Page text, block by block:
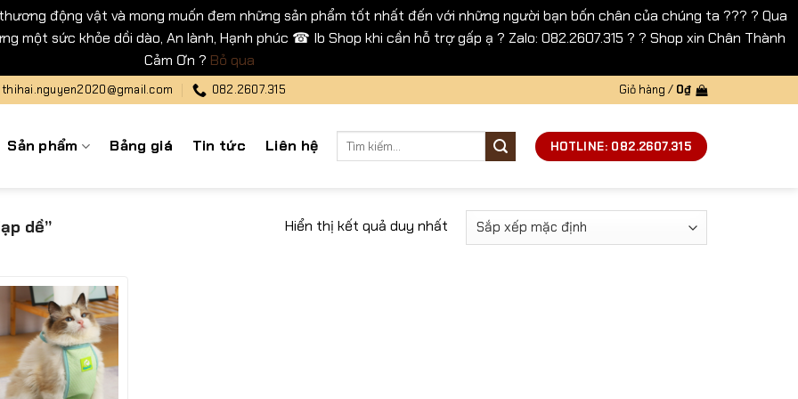
động vật và mong muốn đem những sản phẩm tốt nhất đến với những người bạn bốn chân của chúng ta ??? ? Qua
một sức khỏe dồi dào, An lành, Hạnh phúc ☎ Ib Shop khi cần hỗ trợ gấp ạ ? Zalo: 082.2607.315 ? ? Shop xin Chân Thành
Cảm Ơn ? Bỏ qua
thihai.nguyen2020@gmail.com 082.2607.315 Giỏ hàng / 0₫
Sản phẩm Bảng giá Tin tức Liên hệ
Tìm
kiếm:
HOTLINE: 082.2607.315
dề” Hiển thị kết quả duy nhất